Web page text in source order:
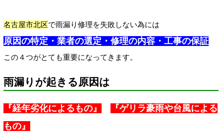
名古屋市北区で雨漏り修理を失敗しない為には
原因の特定・業者の選定・修理の内容・工事の保証
この４つがとても重要になってきます。
雨漏りが起きる原因は
『経年劣化によるもの』
『ゲリラ豪雨や台風による
もの』